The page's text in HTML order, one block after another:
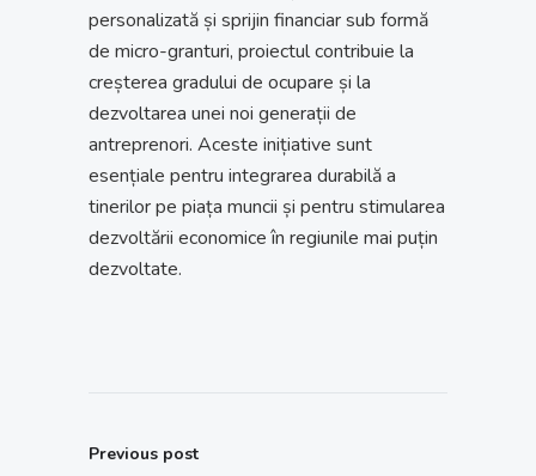
personalizată și sprijin financiar sub formă
de micro-granturi, proiectul contribuie la
creșterea gradului de ocupare și la
dezvoltarea unei noi generații de
antreprenori. Aceste inițiative sunt
esențiale pentru integrarea durabilă a
tinerilor pe piața muncii și pentru stimularea
dezvoltării economice în regiunile mai puțin
dezvoltate.
Previous post